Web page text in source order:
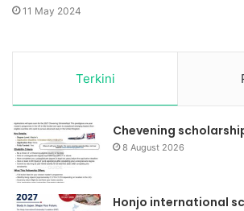
11 May 2024
Terkini
Chevening
8 August 2026
Honjo international